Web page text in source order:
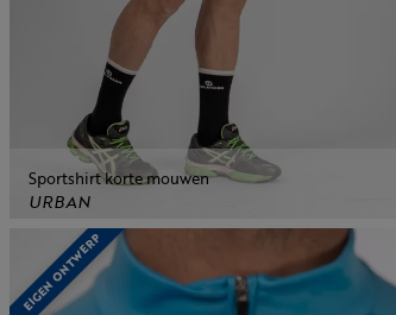
Sportshirt korte mouwen
URBAN
EIGEN ONTWERP